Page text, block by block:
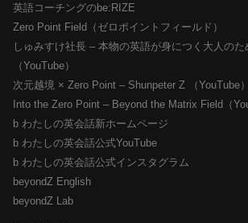
英語コーチングのbe:RIZE
Zero Point Field（ゼロポイントフィールド）
しゅみすけ社長 – 本物の英語が身につく大人のた
（YouTube）
次元越境 × Zero Point – Shunpeter Z （YouTube）
Into the Zero Point – Beyond the Matrix Field（
b わたしの英会話新ホームページ
b わたしの英会話公式YouTube
b わたしの英会話公式インスタグラム
beyondZ English
beyondZ Lab